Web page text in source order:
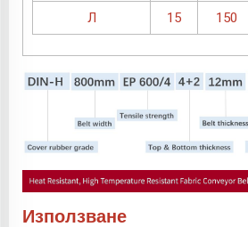
Л 15 150
Използване